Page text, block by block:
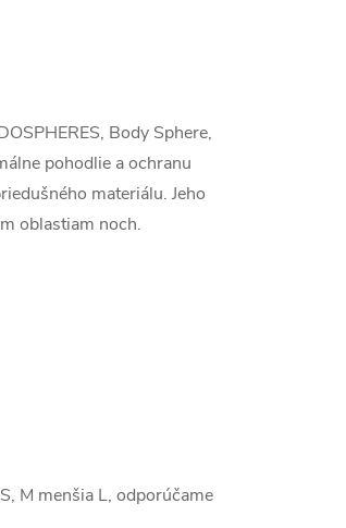
Body Sphere,
pohodlie a ochranu
materiálu. Jeho
oblastiam noch.
M menšia L, odporúčame